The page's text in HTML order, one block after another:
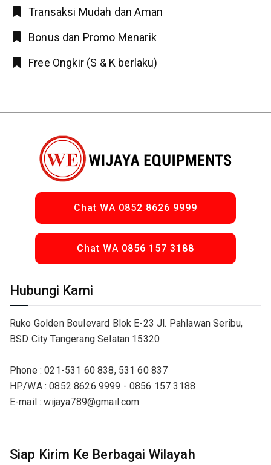
Transaksi Mudah dan Aman
Bonus dan Promo Menarik
Free Ongkir (S & K berlaku)
Chat WA 0852 8626 9999
Chat WA 0856 157 3188
Hubungi Kami
Ruko Golden Boulevard Blok E-23 Jl. Pahlawan Seribu,
BSD City Tangerang Selatan 15320
Phone : 021-531 60 838, 531 60 837
HP/WA : 0852 8626 9999 - 0856 157 3188
E-mail : wijaya789@gmail.com
Siap Kirim Ke Berbagai Wilayah